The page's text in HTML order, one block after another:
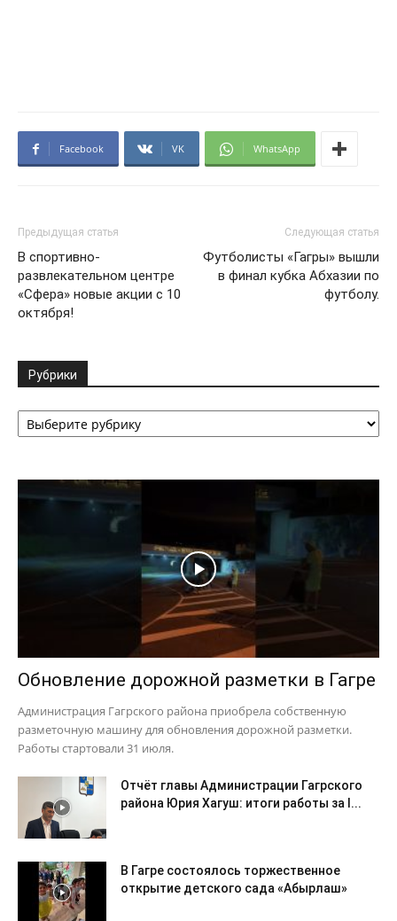
Facebook VK WhatsApp
Предыдущая статья
В спортивно-
развлекательном центре
«Сфера» новые акции с 10
октября!
Следующая статья
Футболисты «Гагры» вышли
в финал кубка Абхазии по
футболу.
Рубрики
Рубрики
Обновление дорожной разметки в Гагре
Администрация Гагрского района приобрела собственную
разметочную машину для обновления дорожной разметки.
Работы стартовали 31 июля.
Отчёт главы Администрации Гагрского
района Юрия Хагуш: итоги работы за I...
В Гагре состоялось торжественное
открытие детского сада «Абырлаш»